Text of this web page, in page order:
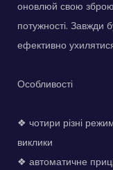
оновлюй свою
потужності. Завжди
ефективно
Особливості
❖ чотири різні
виклики
❖ автоматичне